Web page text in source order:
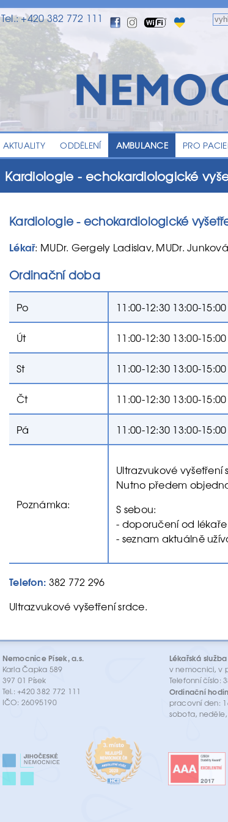
Tel.: +420 382 772 111
AKTUALITY ODDĚLENÍ AMBULANCE PRO
Kardiologie - echokardiologické
Kardiologie - echokardiologické
Lékař: MUDr. Gergely Ladislav, MUDr.
Ordinační doba
Po 11:00-12:30 13:00-15:00
Út 11:00-12:30 13:00-15:00
St 11:00-12:30 13:00-15:00
Čt 11:00-12:30 13:00-15:00
Pá 11:00-12:30 13:00-15:00
Poznámka:
Ultrazvukové vyšetření
Nutno předem
S sebou:
- doporučení od lékaře
- seznam aktuálně
Telefon: 382 772 296
Ultrazvukové vyšetření srdce.
Nemocnice Písek, a.s.
Karla Čapka 589
397 01 Písek
Tel.: +420 382 772 111
IČO: 26095190
Lékařská
v nemocnici, v
Telefonní číslo:
Ordinační
pracovní den:
sobota,